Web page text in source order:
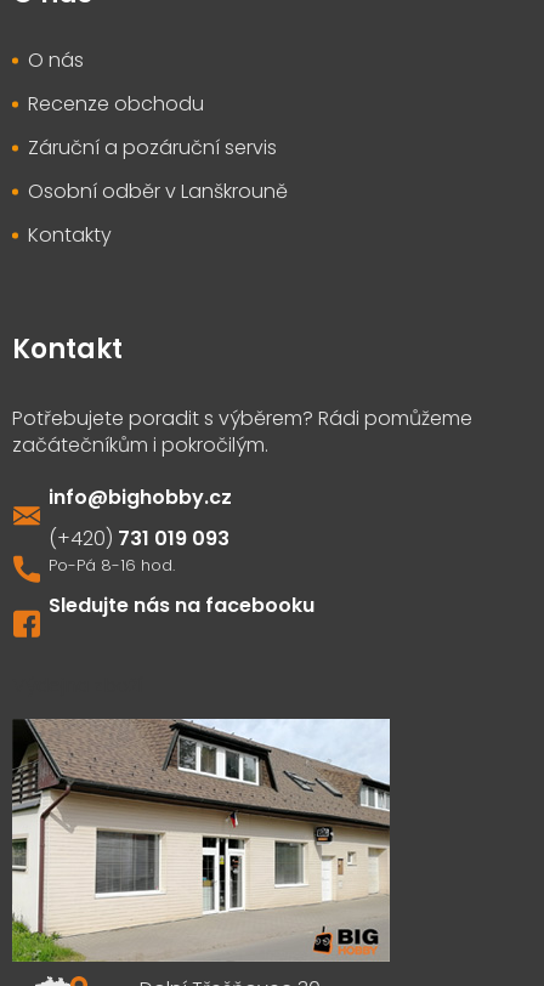
O nás
Recenze obchodu
Záruční a pozáruční servis
Osobní odběr v Lanškrouně
Kontakty
Kontakt
info@bighobby.cz
731 019 093
Sledujte nás na facebooku